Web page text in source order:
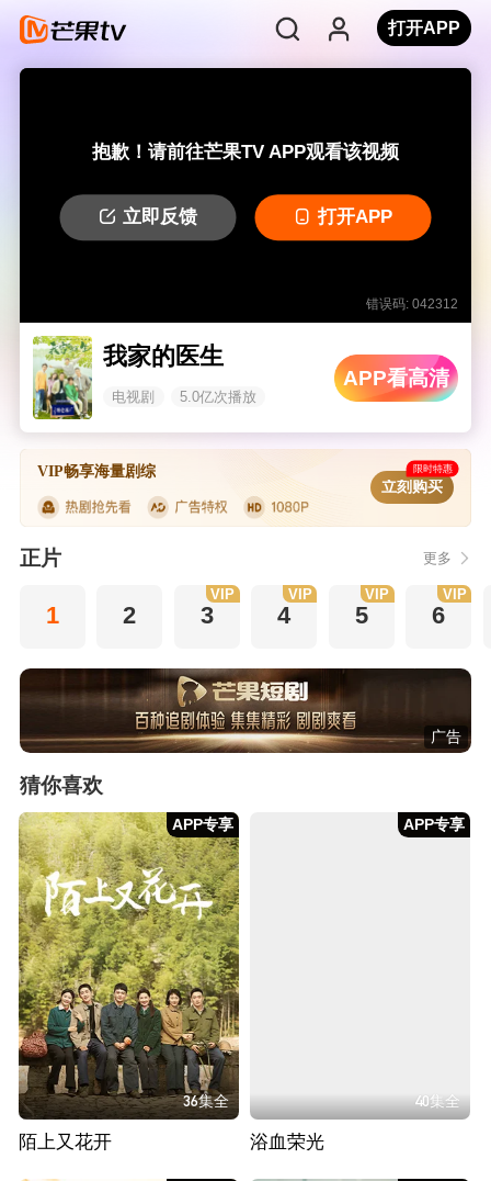
打开APP
抱歉！请前往芒果TV APP观看该视频
立即反馈 打开APP
错误码: 042312
我家的医生
电视剧 5.0亿次播放
APP看高清
VIP畅享海量剧综 限时特惠
立刻购买
正片 更多
1 2 3
VIP
4
VIP
5
VIP
6
VIP
广告
猜你喜欢
APP专享
36集全
陌上又花开
APP专享
40集全
浴血荣光